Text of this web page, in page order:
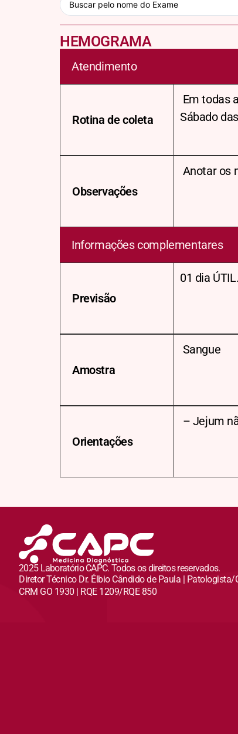
HEMOGRAMA
Atendimento
Rotina de coleta
Em todas
Sábado
Observações
Anotar os
Informações complementares
Previsão
01 dia ÚTIL.
Amostra
Sangue
Orientações
– Jejum
2025 Laboratório CAPC. Todos os direitos reservados.
Diretor Técnico Dr. Élbio Cândido de Paula |
CRM GO 1930 | RQE 1209/RQE 850